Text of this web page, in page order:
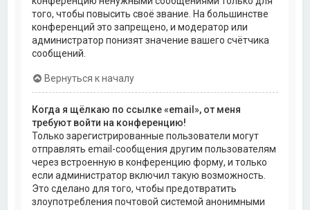
того, чтобы повысить своё звание. На большинстве
конференций это запрещено, и модератор или
администратор понизят значение вашего счётчика
сообщений.
Вернуться к началу
Когда я щёлкаю по ссылке «email», от меня
требуют войти на конференцию!
Только зарегистрированные пользователи могут
отправлять email-сообщения другим пользователям
через встроенную в конференцию форму, и только
если администратор включил такую возможность.
Это сделано для того, чтобы предотвратить
злоупотребления почтовой системой анонимными